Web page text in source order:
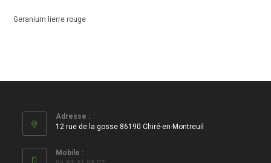
Geranium lierre rouge
Adresse :
12 rue de la gosse 86190 Chiré-en-Montreuil
Mobile :